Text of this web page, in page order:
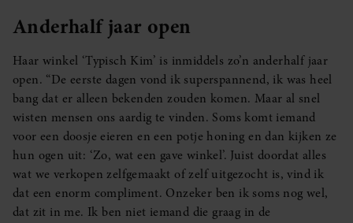
Anderhalf jaar open
Haar winkel ‘Typisch Kim’ is inmiddels zo’n anderhalf jaar
open. “De eerste dagen vond ik superspannend, ik was heel
bang dat er alleen bekenden zouden komen. Maar al snel
wisten mensen ons aardig te vinden. Soms komt iemand
voor een doosje eieren en een potje honing en dan kijken ze
hun ogen uit: ‘Zo, wat een gave winkel’. Juist doordat alles
wat we verkopen zelfgemaakt of zelf uitgezocht is, vind ik
dat een enorm compliment. Onzeker ben ik soms nog wel,
dat zit in me. Ik ben niet iemand die graag in de